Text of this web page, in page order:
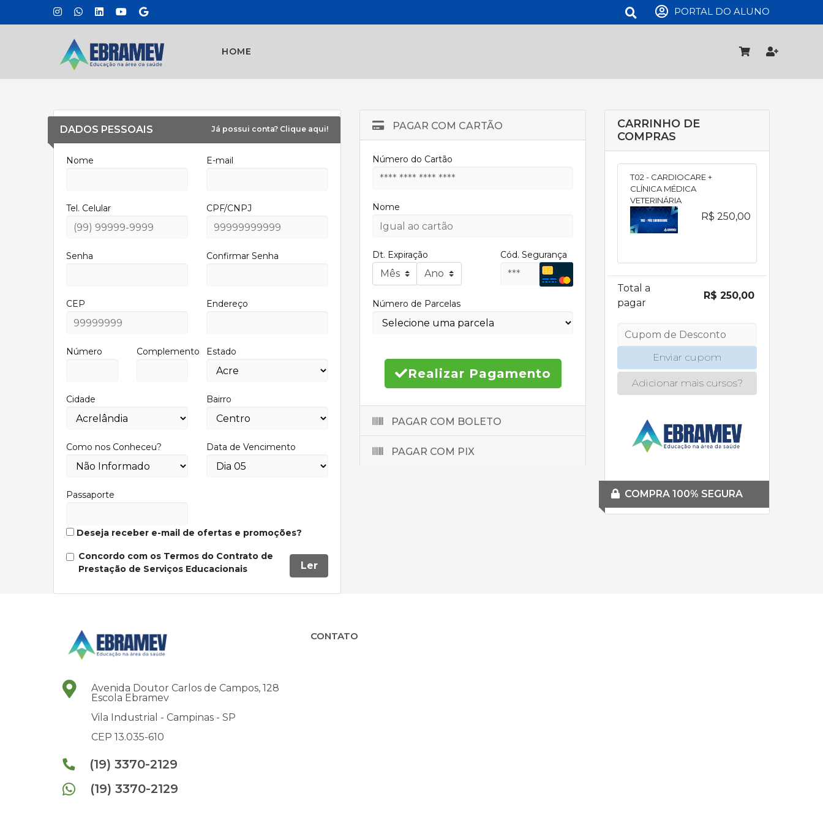
PORTAL DO ALUNO
HOME
DADOS PESSOAIS Já possui conta? Clique aqui!
Nome E-mail
Tel. Celular CPF/CNPJ
Senha Confirmar Senha
CEP Endereço
Número Complemento Estado
Cidade Bairro
Como nos Conheceu? Data de Vencimento
Passaporte
Deseja receber e-mail de ofertas e promoções?
Concordo com os Termos do Contrato de
Prestação de Serviços Educacionais
Ler
PAGAR COM CARTÃO
Número do Cartão
Nome
Dt. Expiração Cód. Segurança
Número de Parcelas
Realizar Pagamento
PAGAR COM BOLETO
PAGAR COM PIX
CARRINHO DE
COMPRAS
T02 - CARDIOCARE +
CLÍNICA MÉDICA
VETERINÁRIA
R$ 250,00
Total a
pagar
R$ 250,00
Enviar cupom
Adicionar mais cursos?
COMPRA 100% SEGURA
Avenida Doutor Carlos de Campos, 128
Escola Ebramev
Vila Industrial - Campinas - SP
CEP 13.035-610
(19) 3370-2129
(19) 3370-2129
CONTATO